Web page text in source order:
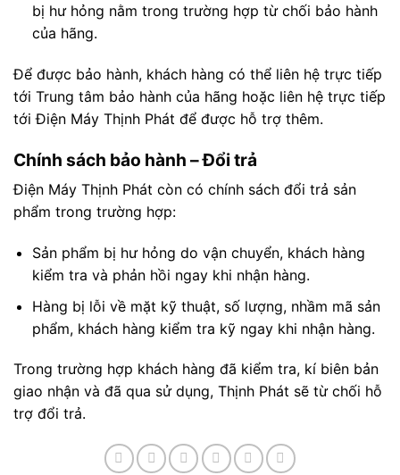
bị hư hỏng nằm trong trường hợp từ chối bảo hành
của hãng.
Để được bảo hành, khách hàng có thể liên hệ trực tiếp
tới Trung tâm bảo hành của hãng hoặc liên hệ trực tiếp
tới Điện Máy Thịnh Phát để được hỗ trợ thêm.
Chính sách bảo hành – Đổi trả
Điện Máy Thịnh Phát còn có chính sách đổi trả sản
phẩm trong trường hợp:
Sản phẩm bị hư hỏng do vận chuyển, khách hàng
kiểm tra và phản hồi ngay khi nhận hàng.
Hàng bị lỗi về mặt kỹ thuật, số lượng, nhầm mã sản
phẩm, khách hàng kiểm tra kỹ ngay khi nhận hàng.
Trong trường hợp khách hàng đã kiểm tra, kí biên bản
giao nhận và đã qua sử dụng, Thịnh Phát sẽ từ chối hỗ
trợ đổi trả.